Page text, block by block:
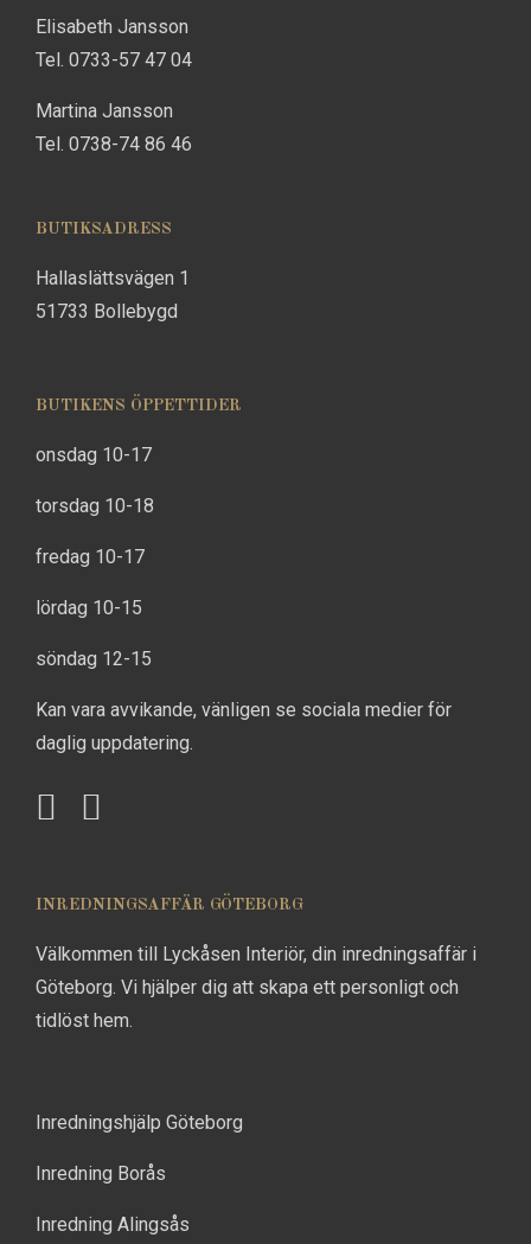
Elisabeth Jansson
Tel. 0733-57 47 04
Martina Jansson
Tel. 0738-74 86 46
BUTIKSADRESS
Hallaslättsvägen 1
51733 Bollebygd
BUTIKENS ÖPPETTIDER
onsdag 10-17
torsdag 10-18
fredag 10-17
lördag 10-15
söndag 12-15
Kan vara avvikande, vänligen se sociala medier för
daglig uppdatering.
INREDNINGSAFFÄR GÖTEBORG
Välkommen till Lyckåsen Interiör, din inredningsaffär i
Göteborg. Vi hjälper dig att skapa ett personligt och
tidlöst hem.
Inredningshjälp Göteborg
Inredning Borås
Inredning Alingsås